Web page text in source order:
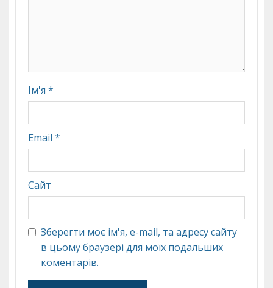
Ім'я *
Email *
Сайт
Зберегти моє ім'я, e-mail, та адресу сайту
в цьому браузері для моїх подальших
коментарів.